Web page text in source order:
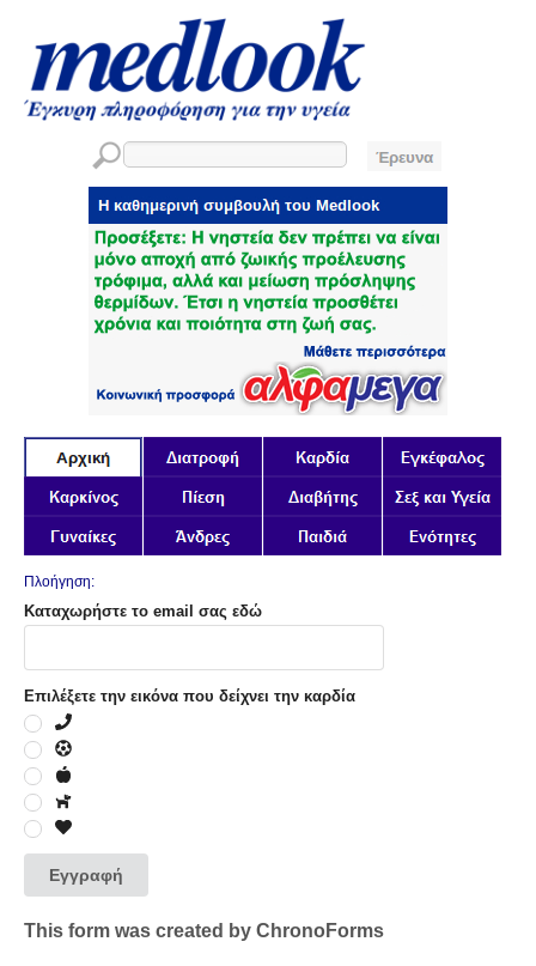
Πλοήγηση:
Καταχωρήστε το email σας εδώ
Επιλέξετε την εικόνα που δείχνει την καρδία
Εγγραφή
This form was created by ChronoForms